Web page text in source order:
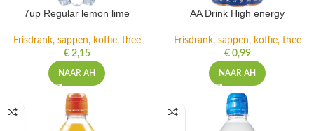
7up Regular lemon lime
Frisdrank, sappen, koffie, thee
€2,15
NAAR AH
AA Drink High energy
Frisdrank, sappen, koffie, thee
€0,99
NAAR AH